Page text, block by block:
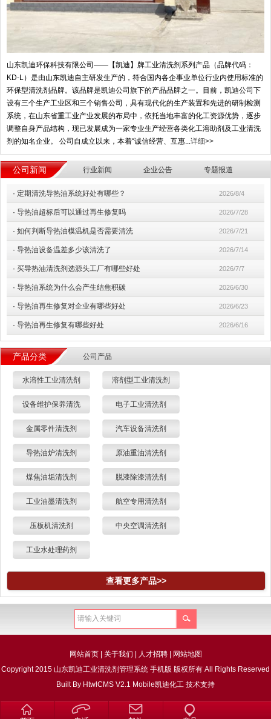
山东凯迪环保科技有限公司——【凯迪】牌工业清洗剂系列产品（品牌代码：
KD-L）是由山东凯迪自主研发生产的，符合国内各企事业单位行业内使用标准的
环保型清洗剂品牌。该品牌是凯迪公司旗下的产品品牌之一。目前，凯迪公司下
设有三个生产工业区和三个销售公司，具有现代化的生产装置和先进的研制检测
系统，在山东省重工业产业发展的布局中，依托当地丰富的化工资源优势，逐步
调整自身产品结构，现已发展成为一家专业生产经营各类化工溶助剂及工业清洗
剂的知名企业。 公司自成立以来，本着“诚信经营、互惠... 详细>>
公司新闻 行业新闻 企业公告 专题报道
· 定期清洗导热油系统好处有哪些？ 2026/8/4
· 导热油超标后可以通过再生修复吗 2026/7/28
· 如何判断导热油模温机是否需要清洗 2026/7/21
· 导热油设备温差多少该清洗了 2026/7/14
· 买导热油清洗剂选源头工厂有哪些好处 2026/7/7
· 导热油系统为什么会产生结焦积碳 2026/6/30
· 导热油再生修复对企业有哪些好处 2026/6/23
· 导热油再生修复有哪些好处 2026/6/16
产品分类 公司产品
水溶性工业清洗剂 溶剂型工业清洗剂
设备维护保养清洗 电子工业清洗剂
金属零件清洗剂 汽车设备清洗剂
导热油炉清洗剂 原油重油清洗剂
煤焦油垢清洗剂 脱漆除漆清洗剂
工业油墨清洗剂 航空专用清洗剂
压板机清洗剂 中央空调清洗剂
工业水处理药剂
查看更多产品>>
网站首页| 关于我们 | 人才招聘| 网站地图
Copyright 2015 山东凯迪工业清洗剂管理系统 手机版 版权所有 All Rights Reserved
Built By HtwlCMS V2.1 Mobile凯迪化工 技术支持